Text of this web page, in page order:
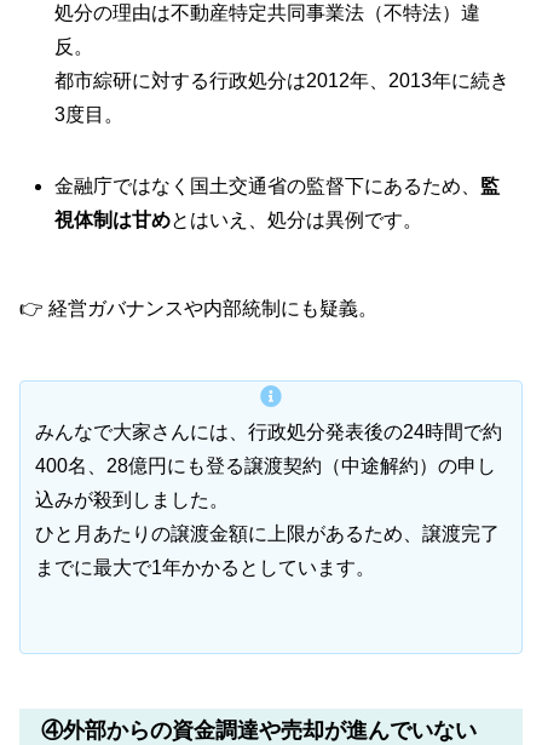
処分の理由は不動産特定共同事業法（不特法）違
反。
都市綜研に対する行政処分は2012年、2013年に続き
3度目。
金融庁ではなく国土交通省の監督下にあるため、 監
視体制は甘めとはいえ、処分は異例です。
👉 経営ガバナンスや内部統制にも疑義。
みんなで大家さんには、行政処分発表後の24時間で約
400名、28億円にも登る譲渡契約（中途解約）の申し
込みが殺到しました。
ひと月あたりの譲渡金額に上限があるため、譲渡完了
までに最大で1年かかるとしています。
④外部からの資金調達や売却が進んでいない